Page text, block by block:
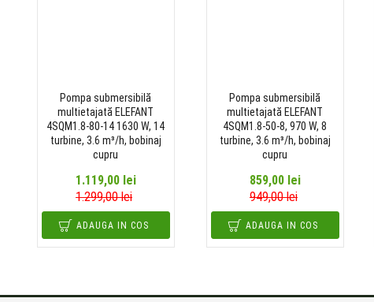
Pompa submersibilă
multietajată ELEFANT
4SQM1.8-80-14 1630 W, 14
turbine, 3.6 m³/h, bobinaj
cupru
1.119,00 lei
1.299,00 lei
ADAUGA IN COS
Pompa submersibilă
multietajată ELEFANT
4SQM1.8-50-8, 970 W, 8
turbine, 3.6 m³/h, bobinaj
cupru
859,00 lei
949,00 lei
ADAUGA IN COS